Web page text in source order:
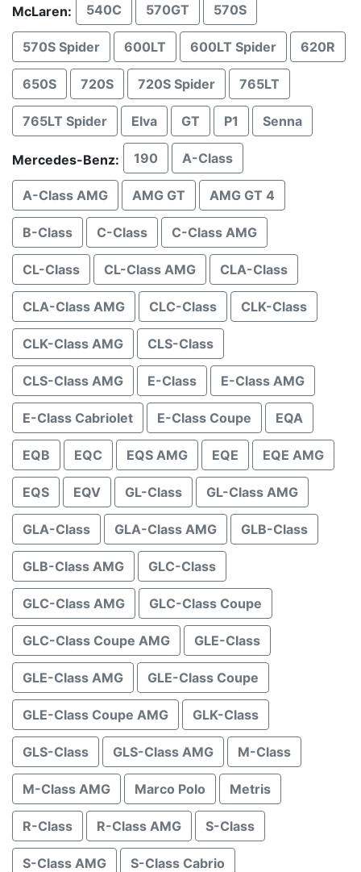
McLaren: 540C 570GT 570S
570S Spider 600LT 600LT Spider 620R
650S 720S 720S Spider 765LT
765LT Spider Elva GT P1 Senna
Mercedes-Benz: 190 A-Class
A-Class AMG AMG GT AMG GT 4
B-Class C-Class C-Class AMG
CL-Class CL-Class AMG CLA-Class
CLA-Class AMG CLC-Class CLK-Class
CLK-Class AMG CLS-Class
CLS-Class AMG E-Class E-Class AMG
E-Class Cabriolet E-Class Coupe EQA
EQB EQC EQS AMG EQE EQE AMG
EQS EQV GL-Class GL-Class AMG
GLA-Class GLA-Class AMG GLB-Class
GLB-Class AMG GLC-Class
GLC-Class AMG GLC-Class Coupe
GLC-Class Coupe AMG GLE-Class
GLE-Class AMG GLE-Class Coupe
GLE-Class Coupe AMG GLK-Class
GLS-Class GLS-Class AMG M-Class
M-Class AMG Marco Polo Metris
R-Class R-Class AMG S-Class
S-Class AMG S-Class Cabrio